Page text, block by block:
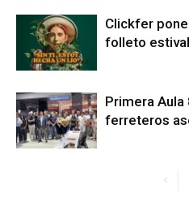
Clickfer
folleto
Primera
ferreteros